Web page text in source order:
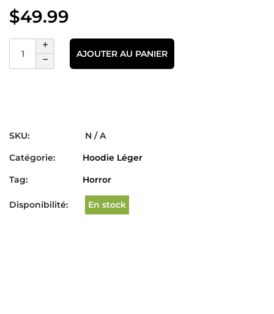
$49.99
AJOUTER AU PANIER
SKU:
N / A
Catégorie:
Hoodie Léger
Tag:
Horror
Disponibilité: En stock